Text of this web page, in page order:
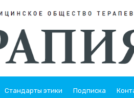
Стандарты этики Подписка